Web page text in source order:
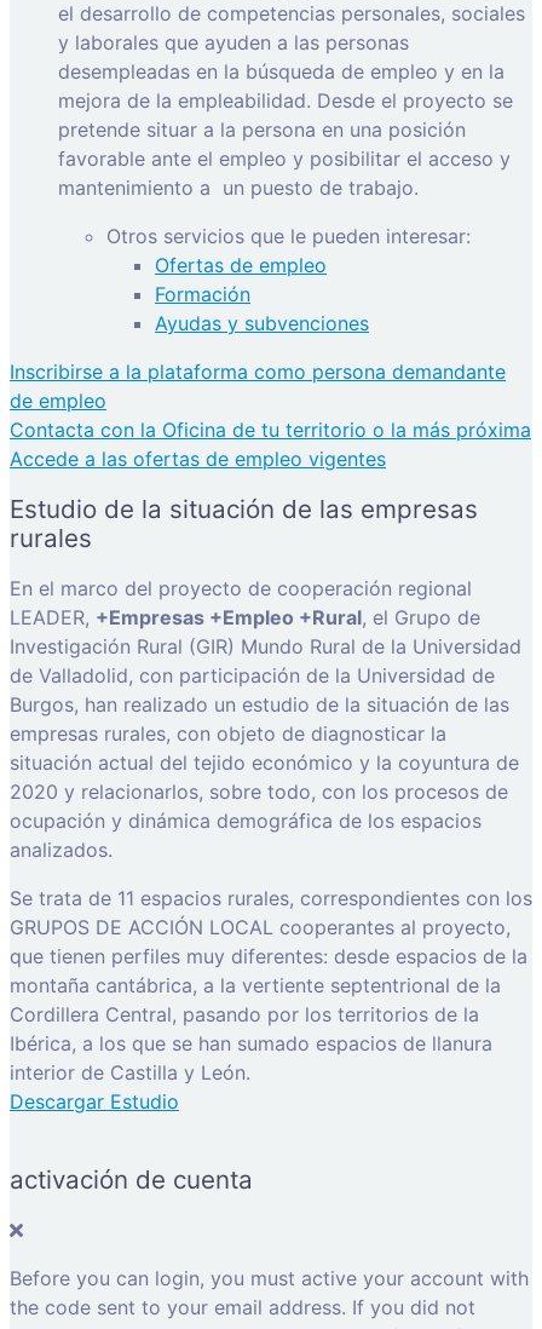
el desarrollo de competencias personales, sociales
y laborales que ayuden a las personas
desempleadas en la búsqueda de empleo y en la
mejora de la empleabilidad. Desde el proyecto se
pretende situar a la persona en una posición
favorable ante el empleo y posibilitar el acceso y
mantenimiento a un puesto de trabajo.
Otros servicios que le pueden interesar:
Ofertas de empleo
Formación
Ayudas y subvenciones
Inscribirse a la plataforma como persona demandante
de empleo
Contacta con la Oficina de tu territorio o la más próxima
Accede a las ofertas de empleo vigentes
Estudio de la situación de las empresas
rurales
En el marco del proyecto de cooperación regional
LEADER, +Empresas +Empleo +Rural, el Grupo de
Investigación Rural (GIR) Mundo Rural de la Universidad
de Valladolid, con participación de la Universidad de
Burgos, han realizado un estudio de la situación de las
empresas rurales, con objeto de diagnosticar la
situación actual del tejido económico y la coyuntura de
2020 y relacionarlos, sobre todo, con los procesos de
ocupación y dinámica demográfica de los espacios
analizados.
Se trata de 11 espacios rurales, correspondientes con los
GRUPOS DE ACCIÓN LOCAL cooperantes al proyecto,
que tienen perfiles muy diferentes: desde espacios de la
montaña cantábrica, a la vertiente septentrional de la
Cordillera Central, pasando por los territorios de la
Ibérica, a los que se han sumado espacios de llanura
interior de Castilla y León.
Descargar Estudio
activación de cuenta
Before you can login, you must active your account with
the code sent to your email address. If you did not